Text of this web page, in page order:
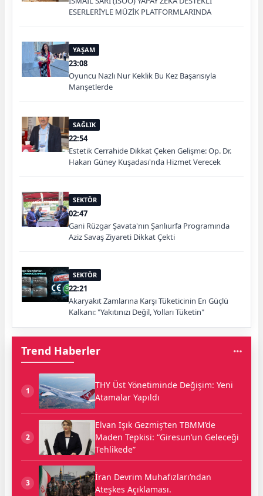
ESERLERİYLE MÜZİK PLATFORMLARINDA
YAŞAM
23:08
Oyuncu Nazlı Nur Keklik Bu Kez Başarısıyla
Manşetlerde
SAĞLIK
22:54
Estetik Cerrahide Dikkat Çeken Gelişme: Op. Dr.
Hakan Güney Kuşadası'nda Hizmet Verecek
SEKTÖR
02:47
Gani Rüzgar Şavata'nın Şanlıurfa Programında
Aziz Savaş Ziyareti Dikkat Çekti
SEKTÖR
22:21
Akaryakıt Zamlarına Karşı Tüketicinin En Güçlü
Kalkanı: "Yakıtınızı Değil, Yolları Tüketin"
Trend Haberler
1
THY Üst Yönetiminde Değişim: Yeni
Atamalar Yapıldı
2
Elvan Işık Gezmiş’ten TBMM’de
Maden Tepkisi: “Giresun’un Geleceği
Tehlikede”
3
İran Devrim Muhafızları’ndan
Ateşkes Açıklaması.